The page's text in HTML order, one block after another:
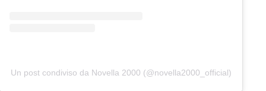
Un post condiviso da Novella 2000 (@novella2000_official)